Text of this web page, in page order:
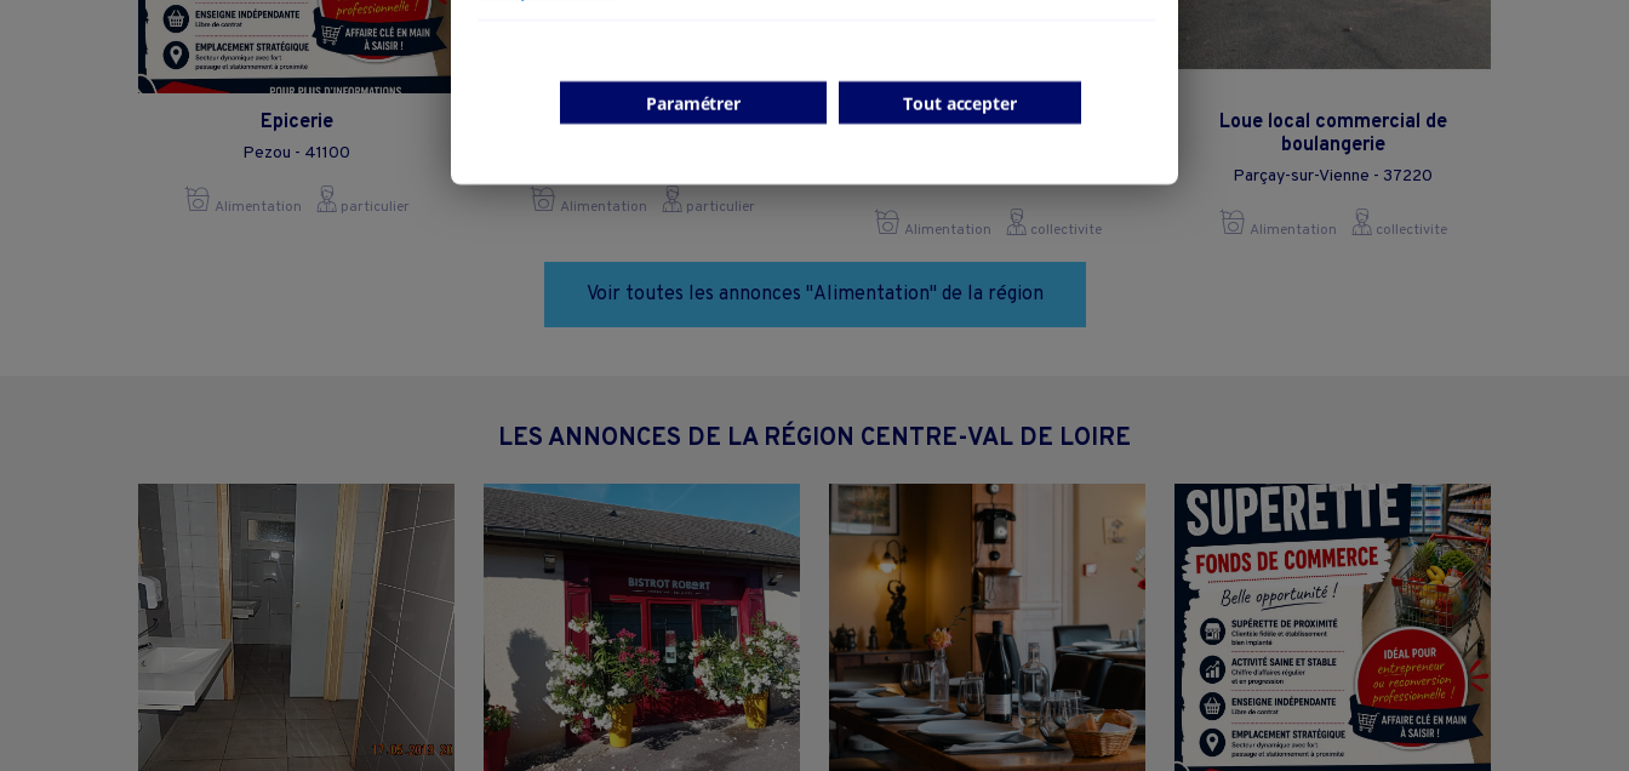
Epicerie
Pezou - 41100
Alimentation particulier
boulangerie
Alimentation particulier
EPICERIE-TRAITEUR -dépot de
Alimentation collectivite
Loue local commercial de
boulangerie
Parçay-sur-Vienne - 37220
Alimentation collectivite
Voir toutes les annonces "Alimentation" de la région
LES ANNONCES DE LA RÉGION CENTRE-VAL DE LOIRE
Paramétrer Tout accepter